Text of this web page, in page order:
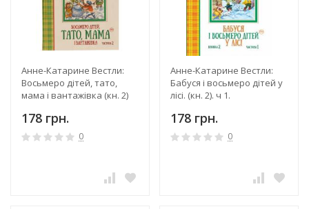
Анне-Катарине Вестли:
Восьмеро дітей, тато,
мама і вантажівка (кн. 2)
178 грн.
0
Анне-Катарине Вестли:
Бабуся і восьмеро дітей у
лісі. (кн. 2). ч 1.
178 грн.
0